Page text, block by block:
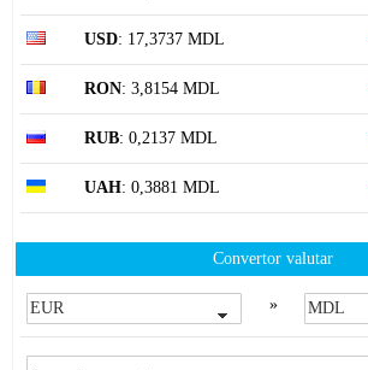
USD: 17,3737 MDL
RON: 3,8154 MDL
RUB: 0,2137 MDL
UAH: 0,3881 MDL
Convertor valutar
»